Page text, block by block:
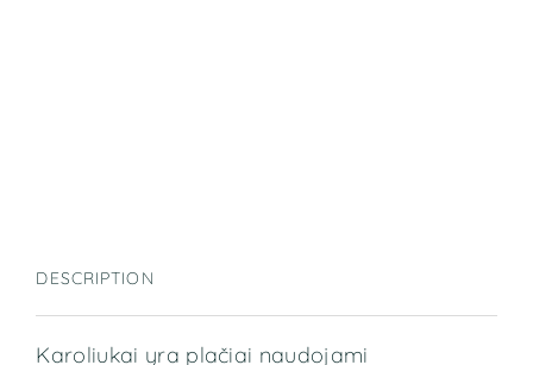
DESCRIPTION
Karoliukai yra plačiai naudojami